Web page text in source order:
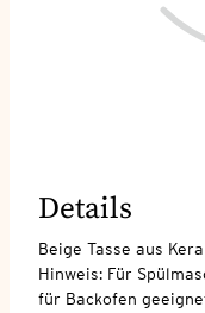
Details
Beige Tasse aus
Hinweis: Für
für Backofen